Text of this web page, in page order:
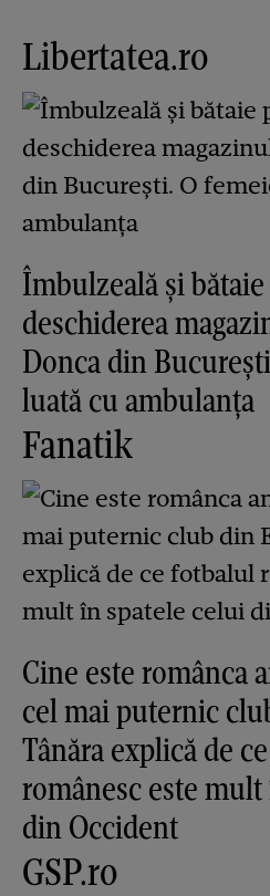
Libertatea.ro
Îmbulzeală și
deschiderea
Donca din
luată cu ambulanța
Fanatik
Cine este românca
cel mai puternic
Tânăra explică de
românesc este
din Occident
GSP.ro